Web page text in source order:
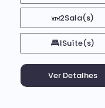
2Sala(s)
1Suíte(s)